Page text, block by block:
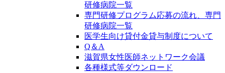
研修病院一覧
専門研修プログラム応募の流れ、専門
研修病院一覧
医学生向け貸付金貸与制度について
Q＆A
滋賀県女性医師ネットワーク会議
各種様式等ダウンロード